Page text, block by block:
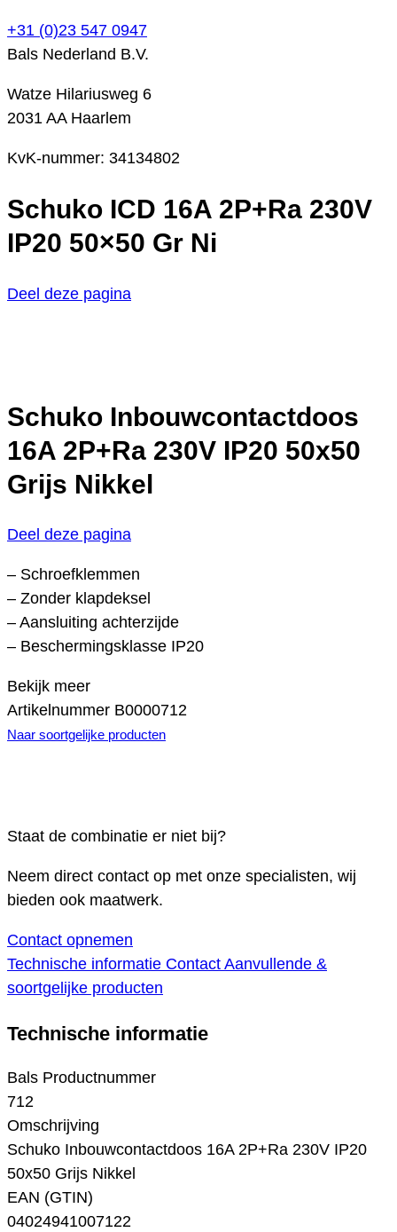
+31 (0)23 547 0947
Bals Nederland B.V.
Watze Hilariusweg 6
2031 AA Haarlem
KvK-nummer: 34134802
Schuko ICD 16A 2P+Ra 230V
IP20 50×50 Gr Ni
Deel deze pagina
Schuko Inbouwcontactdoos
16A 2P+Ra 230V IP20 50x50
Grijs Nikkel
Deel deze pagina
– Schroefklemmen
– Zonder klapdeksel
– Aansluiting achterzijde
– Beschermingsklasse IP20
Bekijk meer
Artikelnummer B0000712
Naar soortgelijke producten
Staat de combinatie er niet bij?
Neem direct contact op met onze specialisten, wij
bieden ook maatwerk.
Contact opnemen
Technische informatie Contact Aanvullende &
soortgelijke producten
Technische informatie
Bals Productnummer
712
Omschrijving
Schuko Inbouwcontactdoos 16A 2P+Ra 230V IP20
50x50 Grijs Nikkel
EAN (GTIN)
04024941007122